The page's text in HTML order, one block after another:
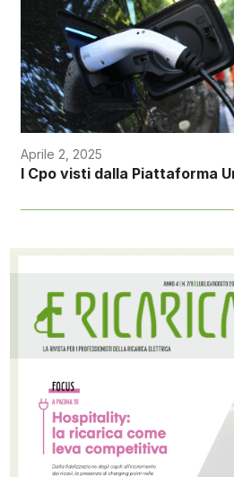
Aprile 2, 2025
I Cpo visti dalla Piattaforma